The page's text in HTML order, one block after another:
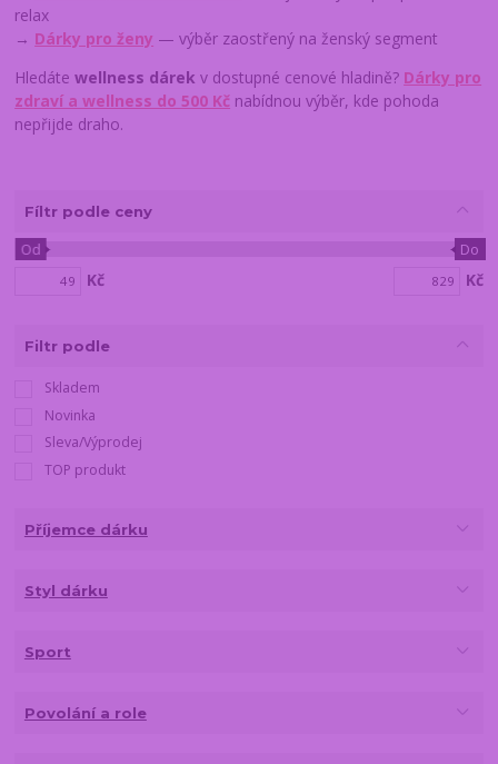
relax
→ Dárky pro ženy — výběr zaostřený na ženský segment
Hledátewellness dárek v dostupné cenové hladině? Dárky pro
zdraví a wellness do 500 Kč nabídnou výběr, kde pohoda
nepřijde draho.
Fíltr podle ceny
Kč
Od Do
Kč
Filtr podle
Skladem
Novinka
Sleva/Výprodej
TOP produkt
Příjemce dárku
Styl dárku
Sport
Povolání a role